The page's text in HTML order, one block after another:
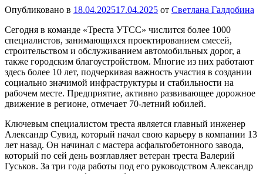
Опубликовано в 18.04.202517.04.2025 от Светлана Галдобина
Сегодня в команде «Треста УТСС» числится более 1000
специалистов, занимающихся проектированием смесей,
строительством и обслуживанием автомобильных дорог, а
также городским благоустройством. Многие из них работают
здесь более 10 лет, подчеркивая важность участия в создании
социально значимой инфраструктуры и стабильности на
рабочем месте. Предприятие, активно развивающее дорожное
движение в регионе, отмечает 70-летний юбилей.
Ключевым специалистом треста является главный инженер
Александр Сувид, который начал свою карьеру в компании 13
лет назад. Он начинал с мастера асфальтобетонного завода,
который по сей день возглавляет ветеран треста Валерий
Гуськов. За три года работы под его руководством Александр